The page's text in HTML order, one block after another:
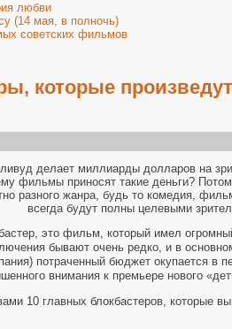
любви
(14 мая, в полночь)
советских фильмов
которые
делает миллиарды долларов на
фильмы приносят такие деньги?
разного жанра, будь то комедия,
всегда будут полны целевыми
это фильм, который имел
бывают очень редко, и в
потраченный бюджет окупается в
внимания к премьере нового
10 главных блокбастеров, которые